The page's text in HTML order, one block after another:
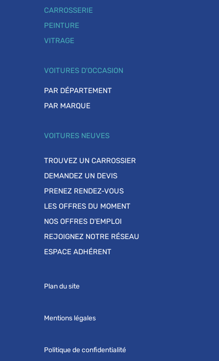
CARROSSERIE
PEINTURE
VITRAGE
VOITURES D'OCCASION
PAR DÉPARTEMENT
PAR MARQUE
VOITURES NEUVES
TROUVEZ UN CARROSSIER
DEMANDEZ UN DEVIS
PRENEZ RENDEZ-VOUS
LES OFFRES DU MOMENT
NOS OFFRES D'EMPLOI
REJOIGNEZ NOTRE RÉSEAU
ESPACE ADHÉRENT
Plan du site
Mentions légales
Politique de confidentialité